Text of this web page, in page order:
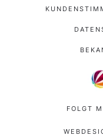
FOLGT